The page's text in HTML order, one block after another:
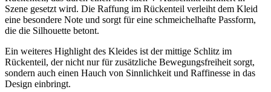
Szene gesetzt wird. Die Raffung im Rückenteil verleiht dem Kleid
eine besondere Note und sorgt für eine schmeichelhafte Passform,
die die Silhouette betont.
Ein weiteres Highlight des Kleides ist der mittige Schlitz im
Rückenteil, der nicht nur für zusätzliche Bewegungsfreiheit sorgt,
sondern auch einen Hauch von Sinnlichkeit und Raffinesse in das
Design einbringt.